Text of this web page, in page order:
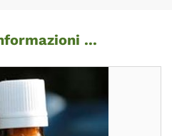
...